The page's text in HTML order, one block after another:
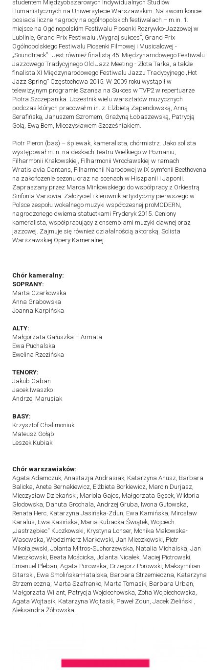
studentem Międzyobszarowych Indywidualnych Studiów
Humanistycznych na Uniwersytecie Warszawskim. Na swoim koncie
posiada liczne nagrody na ogólnopolskich festiwalach – m.in. 1.
miejsce na Ogólnopolskim Festiwalu Piosenki Rozrywko-Jazzowej w
Lublinie, Grand Prix Festiwalu „Wygraj sukces”, Grand Prix
Ogólnopolskiego Festiwalu Piosenki Filmowej i Musicalowej -
„Soundtrack” . Jest również finalistą 45. Międzynarodowego Festiwalu
Jazzowego Tradycyjnego Old Jazz Meeting - Złota Tarka, a także
finalista XI Międzynarodowego Festiwalu Jazzu Tradycyjnego „Hot
Jazz Spring” Częstochowa 2015. W 2009 roku wystąpił w
telewizyjnym programie Szansa na Sukces w TVP2 w repertuarze
Piotra Szczepanika. Uczestnik wielu warsztatów muzycznych
podczas których pracował m.in. z: Elżbietą Zapendowską, Anną
Serafińską, Januszem Szromem, Grażyną Łobaszewską, Patrycją
Golą, Ewą Bem, Mieczysławem Szcześniakiem.
Piotr Pieron (bas) – śpiewak, kameralista, chórmistrz. Jako solista
występował m.in. na deskach Teatru Wielkiego w Poznaniu,
Filharmonii Krakowskiej, Filharmonii Wrocławskiej w ramach
Wratislavia Cantans, Filharmonii Narodowej w IX symfonii Beethovena
na zakończenie sezonu oraz na scenach w Hiszpanii i Japonii.
Zapraszany przez Marca Minkowskiego do współpracy z Orkiestrą
Sinfonia Varsovia. Założyciel i kierownik artystyczny pierwszego w
Polsce zespołu wokalnego muzyki współczesnej proMODERN,
nagrodzonego dwiema statuetkami Fryderyk 2015. Ceniony
kameralista, współpracujący z ensemblami muzyki dawnej oraz
jazzowej. Zajmuje się również działalnością aktorską. Solista
Warszawskiej Opery Kameralnej.
Chór kameralny:
SOPRANY:
Marta Czarkowska
Anna Grabowska
Joanna Karpińska
ALTY:
Małgorzata Gałuszka – Armata
Ewa Puchalska
Ewelina Rzezińska
TENORY:
Jakub Caban
Jacek Iwaszko
Andrzej Marusiak
BASY:
Krzysztof Chalimoniuk
Mateusz Gołąb
Leszek Kubiak
Chór warszawiaków:
Agata Adamczuk, Anastazja Andrasiak, Katarzyna Anusz, Barbara
Balicka, Aneta Bernakiewicz, Elżbieta Borkiewicz, Marcin Durjasz,
Mieczysław Dziekański, Mariola Gajos, Małgorzata Gęsek, Wiktoria
Głodowska, Danuta Grochala, Andrzej Gruba, Iwona Gutowska,
Renata Herc, Katarzyna Jasińska-Zdun, Ewa Kamińska, Mirosław
Karalus, Ewa Kasińska, Maria Kubacka-Świątek, Wojciech
„Jastrzębiec“ Kuczkowski, Krystyna Lonser, Monika Makowska-
Wasowska, Włodzimierz Markowski, Jan Mieczkowski, Piotr
Mikołajewski, Jolanta Mitros-Suchorzewska, Natalia Michalska, Jan
Mieczkowski, Beata Mościcka, Jolanta Nicałek, Maciej Piotrowski,
Emanuel Pleban, Agata Porowska, Grzegorz Porowski, Maksymilian
Sitarski, Ewa Smolińska-Hatalska, Barbara Strzemieczna, Katarzyna
Strzemieczna, Marta Szafranko, Marta Tomasik, Barbara Urban,
Małgorzata Wilant, Patrycja Wojciechowska, Zofia Wojciechowska,
Agata Wojtasik, Katarzyna Wojtasik, Paweł Zdun, Jacek Zieliński ,
Aleksandra Żółtowska.